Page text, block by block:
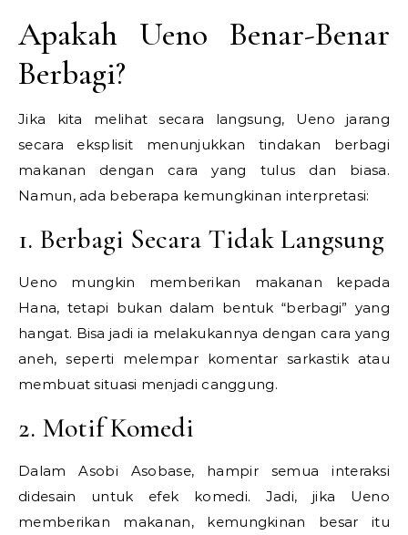
Apakah Ueno Benar-Benar
Berbagi?
Jika kita melihat secara langsung, Ueno jarang
secara eksplisit menunjukkan tindakan berbagi
makanan dengan cara yang tulus dan biasa.
Namun, ada beberapa kemungkinan interpretasi:
1. Berbagi Secara Tidak Langsung
Ueno mungkin memberikan makanan kepada
Hana, tetapi bukan dalam bentuk “berbagi” yang
hangat. Bisa jadi ia melakukannya dengan cara yang
aneh, seperti melempar komentar sarkastik atau
membuat situasi menjadi canggung.
2. Motif Komedi
DalamAsobi Asobase, hampir semua interaksi
didesain untuk efek komedi. Jadi, jika Ueno
memberikan makanan, kemungkinan besar itu